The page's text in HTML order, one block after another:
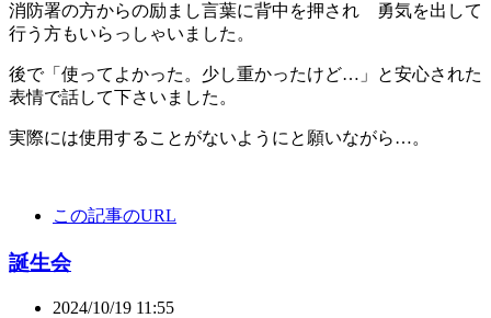
消防署の方からの励まし言葉に背中を押され 勇気を出して
行う方もいらっしゃいました。
後で「使ってよかった。少し重かったけど…」と安心された
表情で話して下さいました。
実際には使用することがないようにと願いながら…。
この記事のURL
誕生会
2024/10/19 11:55